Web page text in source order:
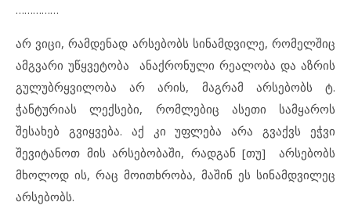
……………
არ ვიცი, რამდენად არსებობს სინამდვილე, რომელშიც
ამგვარი უწყვეტობა ანაქრონული რეალობა და აზრის
გულუბრყვილობა არ არის, მაგრამ არსებობს ტ.
ჭანტურიას ლექსები, რომლებიც ასეთი სამყაროს
შესახებ გვიყვება. აქ კი უფლება არა გვაქვს ეჭვი
შევიტანოთ მის არსებობაში, რადგან [თუ] არსებობს
მხოლოდ ის, რაც მოითხრობა, მაშინ ეს სინამდვილეც
არსებობს.